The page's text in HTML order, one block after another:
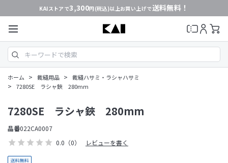
KAIストアで3,300円(税込)以上お買い上げで送料無料！
ホーム > 裁縫用品 > 裁縫ハサミ・ラシャハサミ
> 7280SE ラシャ鋏 280mm
0.0 （0） レビューを書く
7280SE ラシャ鋏 280mm
品番022CA0007